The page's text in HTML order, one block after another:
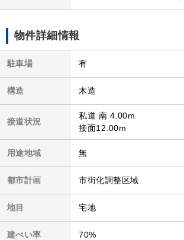
物件詳細情報
駐車場 有
構造 木造
接道状況
私道 南 4.00m
接面12.00m
用途地域 無
都市計画 市街化調整区域
地目 宅地
建ぺい率 70%